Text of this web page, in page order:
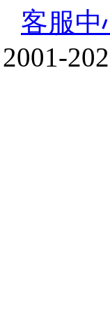
客服中